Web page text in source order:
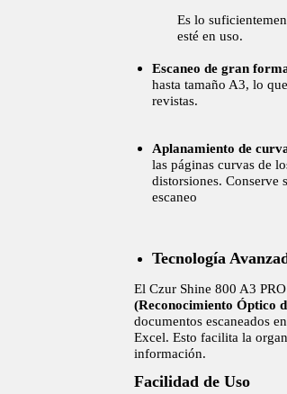
Es lo
esté en uso.
Escaneo de gran
hasta tamaño A3, lo
revistas.
Aplanamiento de
las páginas curvas de
distorsiones. Conserve
escaneo
Tecnología
El Czur Shine 800 A3
(Reconocimiento Óptico
documentos escaneados
Excel. Esto facilita la
información.
Facilidad de Uso